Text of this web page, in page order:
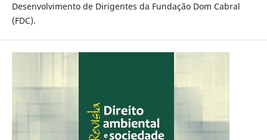
Desenvolvimento de Dirigentes da Fundação Dom Cabral
(FDC).